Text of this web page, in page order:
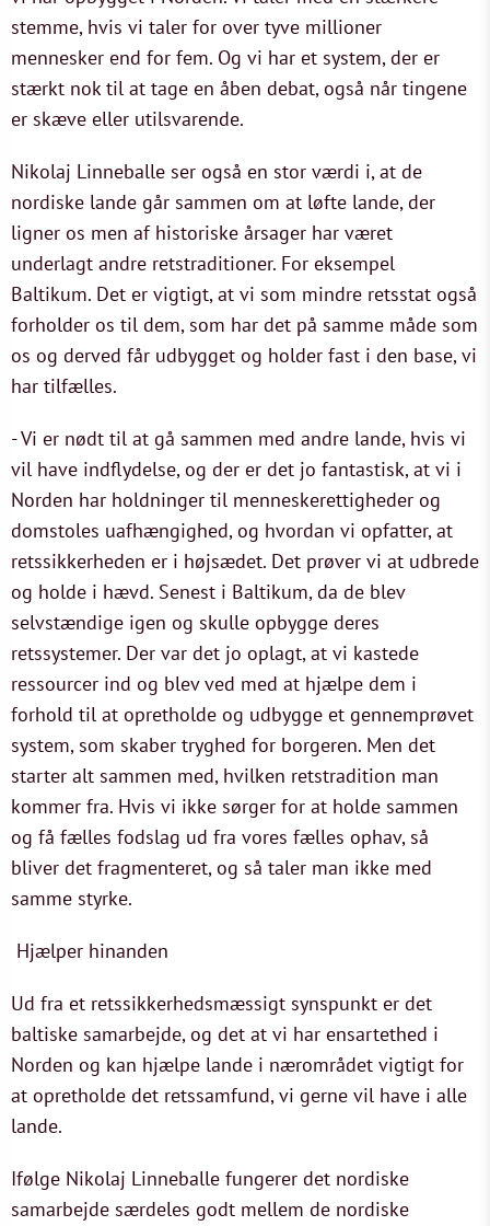
stemme, hvis vi taler for over tyve millioner
mennesker end for fem. Og vi har et system, der er
stærkt nok til at tage en åben debat, også når tingene
er skæve eller utilsvarende.
Nikolaj Linneballe ser også en stor værdi i, at de
nordiske lande går sammen om at løfte lande, der
ligner os men af historiske årsager har været
underlagt andre retstraditioner. For eksempel
Baltikum. Det er vigtigt, at vi som mindre retsstat også
forholder os til dem, som har det på samme måde som
os og derved får udbygget og holder fast i den base, vi
har tilfælles.
- Vi er nødt til at gå sammen med andre lande, hvis vi
vil have indflydelse, og der er det jo fantastisk, at vi i
Norden har holdninger til menneskerettigheder og
domstoles uafhængighed, og hvordan vi opfatter, at
retssikkerheden er i højsædet. Det prøver vi at udbrede
og holde i hævd. Senest i Baltikum, da de blev
selvstændige igen og skulle opbygge deres
retssystemer. Der var det jo oplagt, at vi kastede
ressourcer ind og blev ved med at hjælpe dem i
forhold til at opretholde og udbygge et gennemprøvet
system, som skaber tryghed for borgeren. Men det
starter alt sammen med, hvilken retstradition man
kommer fra. Hvis vi ikke sørger for at holde sammen
og få fælles fodslag ud fra vores fælles ophav, så
bliver det fragmenteret, og så taler man ikke med
samme styrke.
Hjælper hinanden
Ud fra et retssikkerhedsmæssigt synspunkt er det
baltiske samarbejde, og det at vi har ensartethed i
Norden og kan hjælpe lande i nærområdet vigtigt for
at opretholde det retssamfund, vi gerne vil have i alle
lande.
Ifølge Nikolaj Linneballe fungerer det nordiske
samarbejde særdeles godt mellem de nordiske